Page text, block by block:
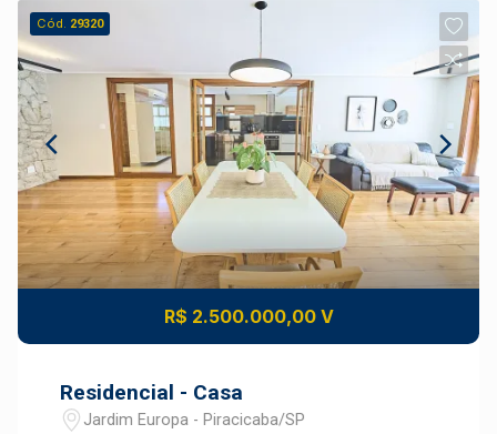
Cód. 29320
R$ 2.500.000,00 V
Residencial - Casa
Jardim Europa - Piracicaba/SP